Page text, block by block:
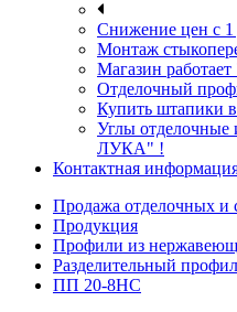
Снижение цен с 1
Монтаж
Магазин
Отделочный
Купить штапики
Углы
ЛУКА" !
Контактная
Продажа отделочных и
Продукция
Профили из
Разделительный
ПП 20-8НС